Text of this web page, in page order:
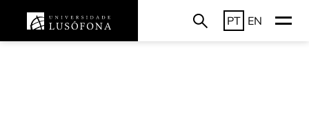
PT EN